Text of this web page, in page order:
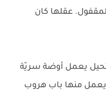
عقلها كان
يعمل أوضة سريّة
منها باب هروب